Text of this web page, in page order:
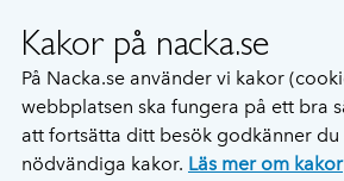
Kakor på nacka.se
På Nacka.se använder vi kakor
webbplatsen ska fungera på ett bra
att fortsätta ditt besök godkänner
nödvändiga kakor. Läs mer om kakor